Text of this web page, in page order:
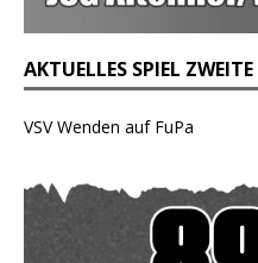
AKTUELLES SPIEL ZWEITE
VSV Wenden auf FuPa